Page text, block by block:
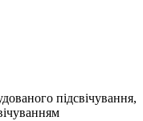
підсвічування,